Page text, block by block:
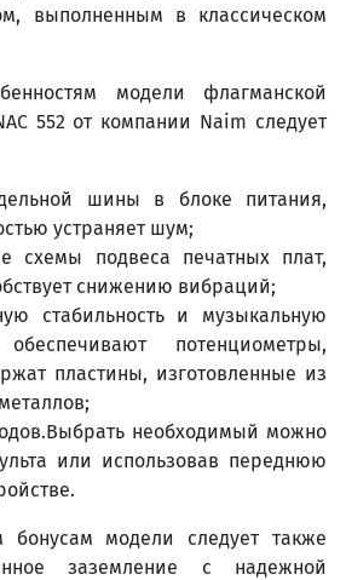
выполненным в классическом
модели флагманской
552 от компании Naim следует
шины в блоке питания,
устраняет шум;
схемы подвеса печатных плат,
снижению вибраций;
стабильность и музыкальную
обеспечивают потенциометры,
пластины, изготовленные из
необходимый можно
или использовав переднюю
бонусам модели следует также
заземление с надежной